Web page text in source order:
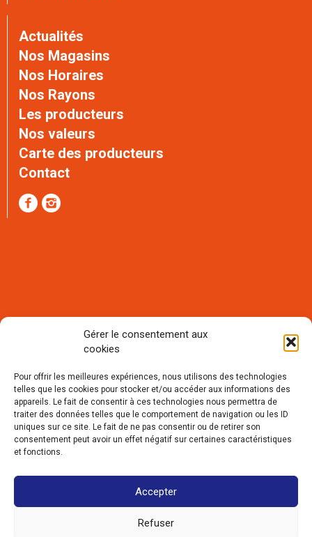
Gérer le consentement aux
cookies
Pour offrir les meilleures expériences, nous utilisons des technologies
telles que les cookies pour stocker et/ou accéder aux informations des
appareils. Le fait de consentir à ces technologies nous permettra de
traiter des données telles que le comportement de navigation ou les ID
uniques sur ce site. Le fait de ne pas consentir ou de retirer son
consentement peut avoir un effet négatif sur certaines caractéristiques
et fonctions.
Accepter
Refuser
Actualités
Nos Magasins
Nos Horaires
Nos Rayons
Les producteurs
Nos valeurs
Carte des producteurs
Contact
Rejoignez notre communauté et
recevez notre lettre mensuelle
d'informations :